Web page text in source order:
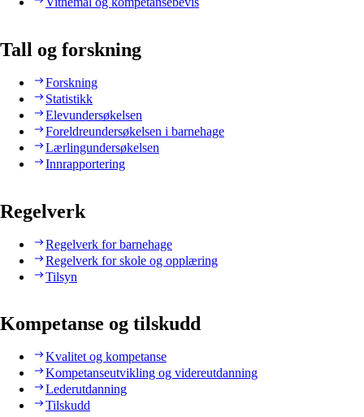
Tall og forskning
Forskning
Statistikk
Elevundersøkelsen
Foreldreundersøkelsen i barnehage
Lærlingundersøkelsen
Innrapportering
Regelverk
Regelverk for barnehage
Regelverk for skole og opplæring
Tilsyn
Kompetanse og tilskudd
Kvalitet og kompetanse
Kompetanseutvikling og videreutdanning
Lederutdanning
Tilskudd